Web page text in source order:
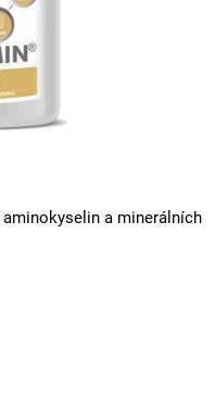
aminokyselin a minerálních